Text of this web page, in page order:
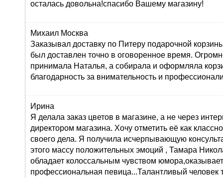
осталась довольна!спасибо Вашему магазину!
Михаил Москва
Заказывал доставку по Питеру подарочной
был доставлен точно в оговоренное время.
принимала Наталья, а собирала и оформляла
благодарность за внимательность и
Ирина
Я делала заказ цветов в магазине, а не через
директором магазина. Хочу отметить её как
своего дела. Я получила исчерпывающую
этого массу положительных эмоций , Тамара
обладает колоссальным чувством
профессиональная певица...Талантливый человек